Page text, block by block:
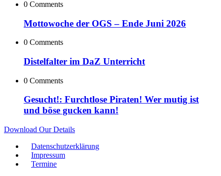
0 Comments
Mottowoche der OGS – Ende Juni 2026
0 Comments
Distelfalter im DaZ Unterricht
0 Comments
Gesucht!: Furchtlose Piraten! Wer mutig ist
und böse gucken kann!
Download Our Details
Datenschutzerklärung
Impressum
Termine